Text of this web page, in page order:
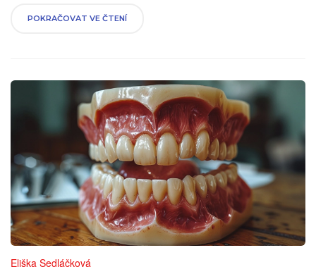
ústa a zuby. Takže pokud hledáte nový způsob, jak se zbavit
POKRAČOVAT VE ČTENÍ
Eliška Sedláčková